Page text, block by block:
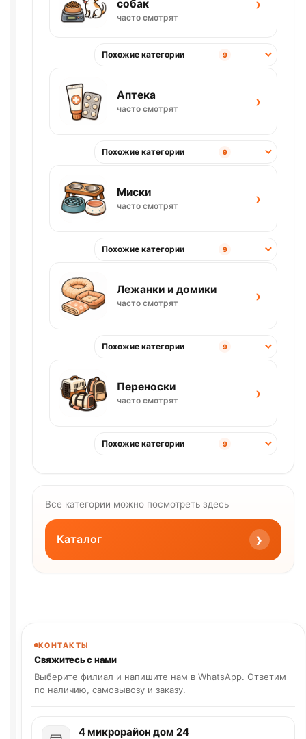
собак
часто смотрят
›
Похожие категории 9
Аптека
часто смотрят ›
Похожие категории 9
Миски
часто смотрят ›
Похожие категории 9
Лежанки и домики
часто смотрят ›
Похожие категории 9
Переноски
часто смотрят ›
Похожие категории 9
Все категории можно посмотреть здесь
Каталог ›
КОНТАКТЫ
Свяжитесь с нами
Выберите филиал и напишите нам в WhatsApp. Ответим
по наличию, самовывозу и заказу.
4 микрорайон дом 24